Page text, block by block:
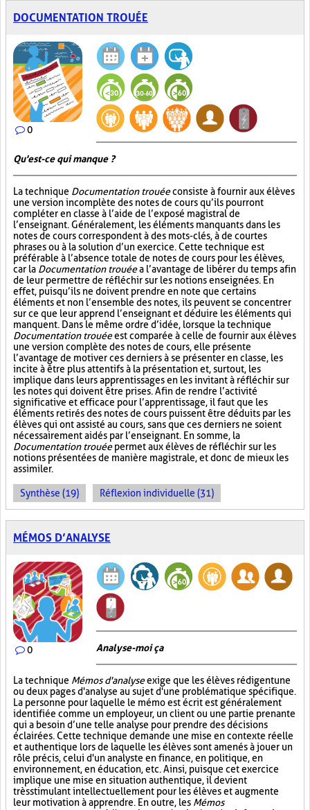
DOCUMENTATION TROUÉE
0
Qu'est-ce qui manque ?
La technique Documentation trouéeconsiste à fournir aux élèves
une version incomplète des notes de cours qu’ils pourront
compléter en classe à l’aide de l’exposé magistral de
l’enseignant. Généralement, les éléments manquants dans les
notes de cours correspondent à des mots-clés, à de courtes
phrases ou à la solution d’un exercice. Cette technique est
préférable à l’absence totale de notes de cours pour les élèves,
car la Documentation trouéea l’avantage de libérer du temps afin
de leur permettre de réfléchir sur les notions enseignées. En
effet, puisqu’ils ne doivent prendre en note que certains
éléments et non l’ensemble des notes, ils peuvent se concentrer
sur ce que leur apprend l’enseignant et déduire les éléments qui
manquent. Dans le même ordre d’idée, lorsque la technique
Documentation trouéeest comparée à celle de fournir aux élèves
une version complète des notes de cours, elle présente
l’avantage de motiver ces derniers à se présenter en classe, les
incite à être plus attentifs à la présentation et, surtout, les
implique dans leurs apprentissages en les invitant à réfléchir sur
les notes qui doivent être prises. Afin de rendre l’activité
significative et efficace pour l’apprentissage, il faut que les
éléments retirés des notes de cours puissent être déduits par les
élèves qui ont assisté au cours, sans que ces derniers ne soient
nécessairement aidés par l’enseignant. En somme, la
Documentation trouéepermet aux élèves de réfléchir sur les
notions présentées de manière magistrale, et donc de mieux les
assimiler.
Synthèse (19) Réflexion individuelle (31)
MÉMOS D’ANALYSE
0 Analyse-moi ça
La technique Mémos d'analyseexige que les élèves rédigent une
ou deux pages d'analyse au sujet d'une problématique spécifique.
La personne pour laquelle le mémo est écrit est généralement
identifiée comme un employeur, un client ou une partie prenante
qui a besoin d’une telle analyse pour prendre des décisions
éclairées. Cette technique demande une mise en contexte réelle
et authentique lors de laquelle les élèves sont amenés à jouer un
rôle précis, celui d'un analyste en finance, en politique, en
environnement, en éducation, etc. Ainsi, puisque cet exercice
implique une mise en situation authentique, il devient
très stimulant intellectuellement pour les élèves et augmente
leur motivation à apprendre. En outre, les Mémos